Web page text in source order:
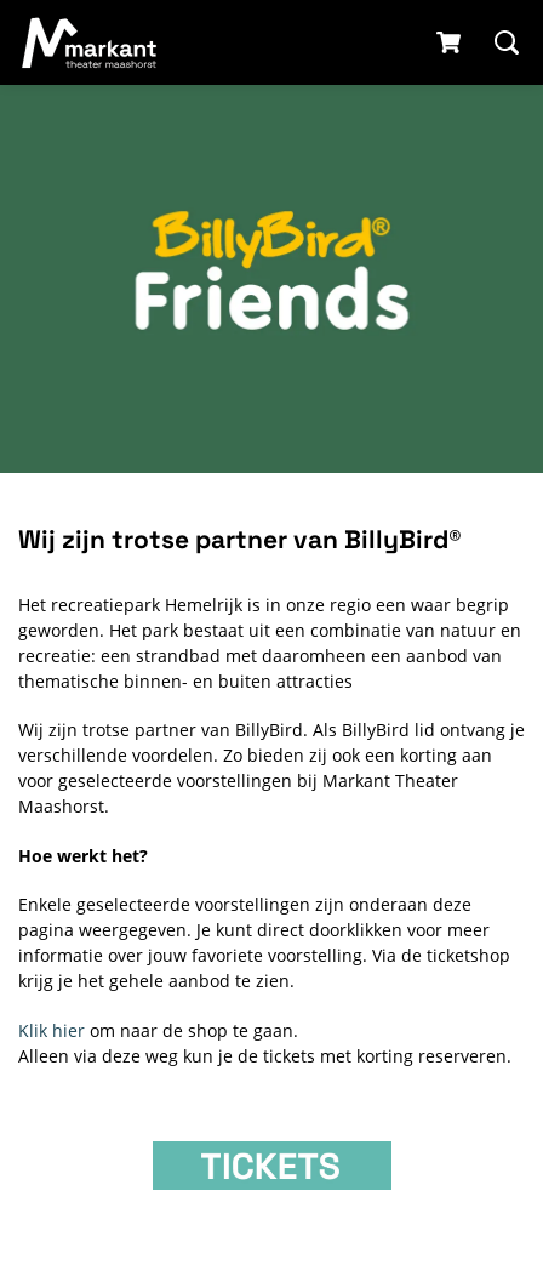
Wij zijn trotse partner van BillyBird®
Het recreatiepark Hemelrijk is in onze regio een waar begrip
geworden. Het park bestaat uit een combinatie van natuur en
recreatie: een strandbad met daaromheen een aanbod van
thematische binnen- en buiten attracties
Wij zijn trotse partner van BillyBird. Als BillyBird lid ontvang je
verschillende voordelen. Zo bieden zij ook een korting aan
voor geselecteerde voorstellingen bij Markant Theater
Maashorst.
Hoe werkt het?
Enkele geselecteerde voorstellingen zijn onderaan deze
pagina weergegeven. Je kunt direct doorklikken voor meer
informatie over jouw favoriete voorstelling. Via de ticketshop
krijg je het gehele aanbod te zien.
Klik hier om naar de shop te gaan.
Alleen via deze weg kun je de tickets met korting reserveren.